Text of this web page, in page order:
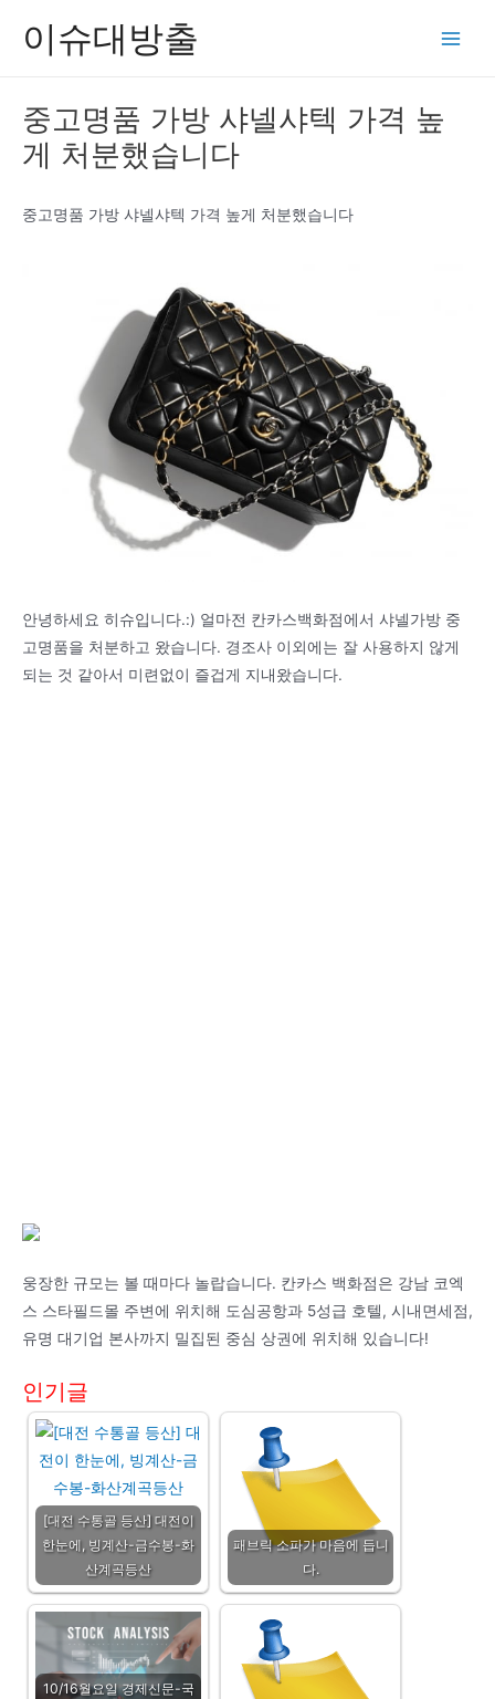
이슈대방출
중고명품 가방 샤넬샤텍 가격 높
게 처분했습니다
중고명품 가방 샤넬샤텍 가격 높게 처분했습니다
안녕하세요 히슈입니다.:) 얼마전 칸카스백화점에서 샤넬가방 중
고명품을 처분하고 왔습니다. 경조사 이외에는 잘 사용하지 않게
되는 것 같아서 미련없이 즐겁게 지내왔습니다.
웅장한 규모는 볼 때마다 놀랍습니다. 칸카스 백화점은 강남 코엑
스 스타필드몰 주변에 위치해 도심공항과 5성급 호텔, 시내면세점,
유명 대기업 본사까지 밀집된 중심 상권에 위치해 있습니다!
인기글
[대전 수통골 등산] 대전이
한눈에, 빙계산-금수봉-화
산계곡등산
패브릭 소파가 마음에 듭니
다.
10/16월요일 경제신문-국